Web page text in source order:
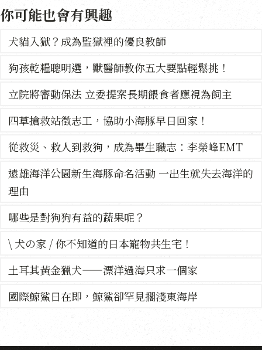
你可能也會有興趣
犬貓入獄？成為監獄裡的優良教師
狗孩乾糧聰明選，獸醫師教你五大要點輕鬆挑！
立院將審動保法 立委提案長期餵食者應視為飼主
四草搶救站徵志工，協助小海豚早日回家！
從救災、救人到救狗，成為畢生職志：李榮峰EMT
遠雄海洋公園新生海豚命名活動 一出生就失去海洋的
理由
哪些是對狗狗有益的蔬果呢？
\ 犬の家 / 你不知道的日本寵物共生宅！
土耳其黃金獵犬——漂洋過海只求一個家
國際鯨鯊日在即，鯨鯊卻罕見擱淺東海岸